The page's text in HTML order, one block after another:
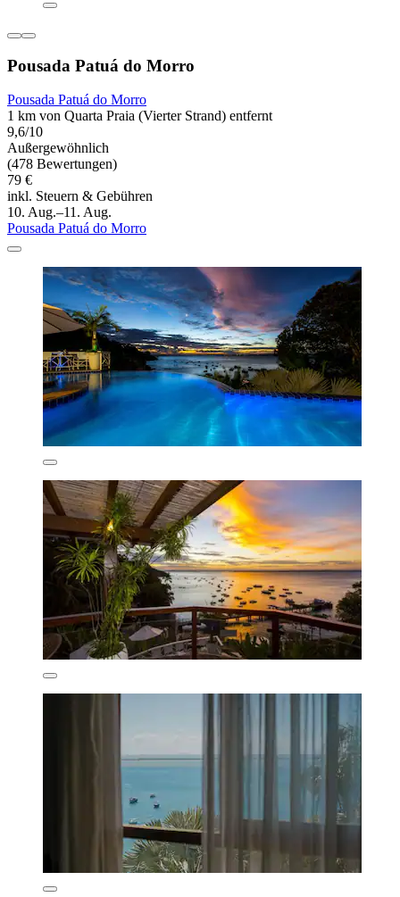
Pousada Patuá do Morro
Pousada Patuá do Morro
1 km von Quarta Praia (Vierter Strand) entfernt
9,6/10
Außergewöhnlich
(478 Bewertungen)
79 €
inkl. Steuern & Gebühren
10. Aug.–11. Aug.
Pousada Patuá do Morro